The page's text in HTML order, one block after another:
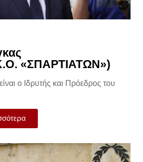
«ΣΠΑΡΤΙΑΤΩΝ»)
ο Ιδρυτής και Πρόεδρος του